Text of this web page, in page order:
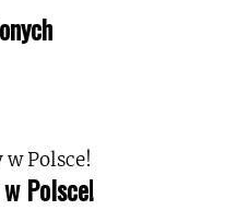
Polsce!